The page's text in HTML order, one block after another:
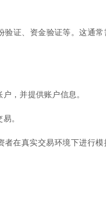
验证、资金验证等。这通常
，并提供账户信息。
。
者在真实交易环境下进行模